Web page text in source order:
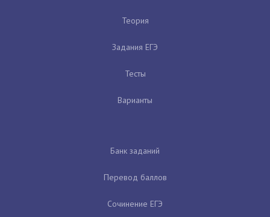
Теория
Задания ЕГЭ
Тесты
Варианты
Банк заданий
Перевод баллов
Сочинение ЕГЭ